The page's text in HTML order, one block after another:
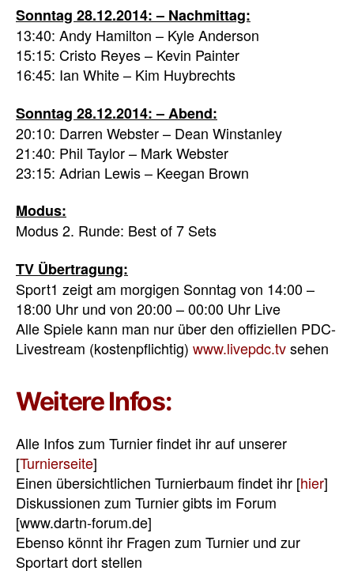
Sonntag 28.12.2014: – Nachmittag:
13:40: Andy Hamilton – Kyle Anderson
15:15: Cristo Reyes – Kevin Painter
16:45: Ian White – Kim Huybrechts
Sonntag 28.12.2014: – Abend:
20:10: Darren Webster – Dean Winstanley
21:40: Phil Taylor – Mark Webster
23:15: Adrian Lewis – Keegan Brown
Modus:
Modus 2. Runde: Best of 7 Sets
TV Übertragung:
Sport1 zeigt am morgigen Sonntag von 14:00 –
18:00 Uhr und von 20:00 – 00:00 Uhr Live
Alle Spiele kann man nur über den offiziellen PDC-
Livestream (kostenpflichtig) www.livepdc.tvsehen
Weitere Infos:
Alle Infos zum Turnier findet ihr auf unserer
[Turnierseite]
Einen übersichtlichen Turnierbaum findet ihr [hier]
Diskussionen zum Turnier gibts im Forum
[www.dartn-forum.de]
Ebenso könnt ihr Fragen zum Turnier und zur
Sportart dort stellen